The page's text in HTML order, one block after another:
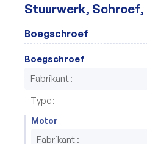
Stuurwerk,
Boegschroef
Boegschroef
Fabrikant
Type
Motor
Fabrikant